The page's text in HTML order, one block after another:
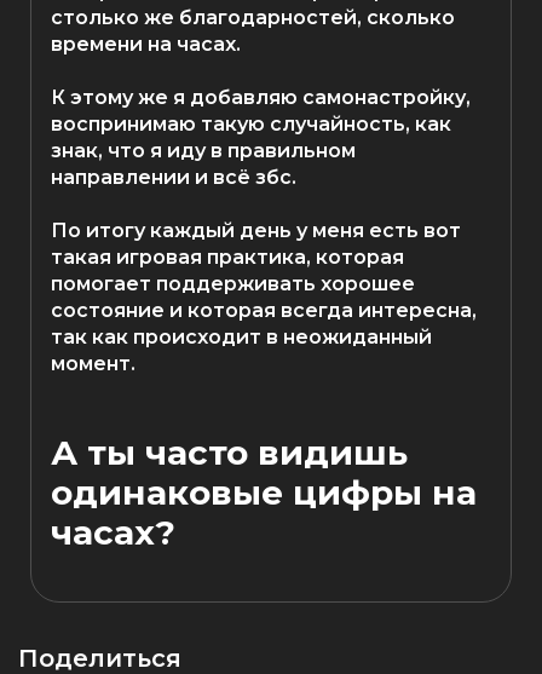
Поделиться
столько же благодарностей, сколько
времени на часах.⁣⁣⠀
К этому же я добавляю самонастройку,
воспринимаю такую случайность, как
знак, что я иду в правильном
направлении и всё збс. ⁣⁣⠀ ⁣⁣
По итогу каждый день у меня есть вот
такая игровая практика, которая
помогает поддерживать хорошее
состояние и которая всегда интересна,
так как происходит в неожиданный
момент. ⁣⁣⠀ ⁣⁣
А ты часто видишь
одинаковые цифры на
часах?